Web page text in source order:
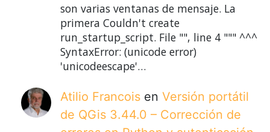
son varias ventanas de mensaje. La
primera Couldn't create
run_startup_script. File "", line 4 """ ^^^
SyntaxError: (unicode error)
'unicodeescape'…
Atilio Francois en Versión portátil
de QGis 3.44.0 – Corrección de